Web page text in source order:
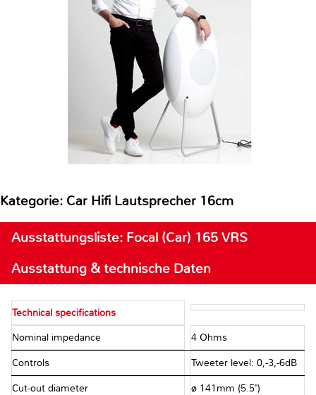
Kategorie: Car Hifi Lautsprecher 16cm
Ausstattungsliste: Focal (Car) 165 VRS
Ausstattung & technische Daten
Technical specifications
Nominal impedance 4 Ohms
Controls Tweeter level: 0,-3,-6dB
Cut-out diameter ø 141mm (5.5")